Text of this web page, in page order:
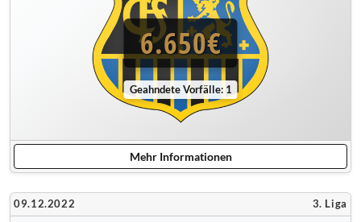
6.650€
Geahndete Vorfälle: 1
Mehr Informationen
09.12.2022 3. Liga